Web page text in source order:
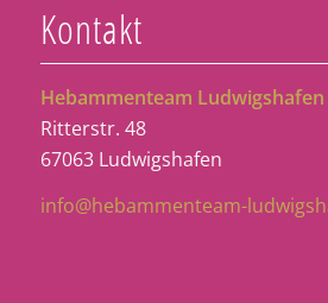
Kontakt
Hebammenteam Ludwigshafen
Ritterstr. 48
67063 Ludwigshafen
info@hebammenteam-